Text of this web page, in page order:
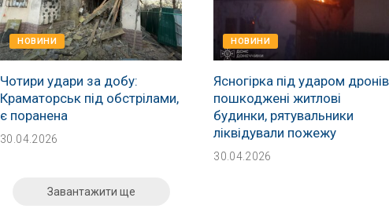
НОВИНИ
Чотири удари за добу:
Краматорськ під обстрілами,
є поранена
30.04.2026
НОВИНИ
Ясногірка під ударом
пошкоджені житлові
будинки, рятувальники
ліквідували пожежу
30.04.2026
Завантажити ще